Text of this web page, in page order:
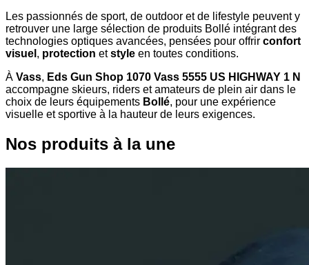
Les passionnés de sport, de outdoor et de lifestyle peuvent y
retrouver une large sélection de produits Bollé intégrant des
technologies optiques avancées, pensées pour offrir confort
visuel , protection etstyle en toutes conditions.
À Vass, Eds Gun Shop 1070 Vass 5555 US HIGHWAY 1 N
accompagne skieurs, riders et amateurs de plein air dans le
choix de leurs équipements Bollé, pour une expérience
visuelle et sportive à la hauteur de leurs exigences.
Nos produits à la une